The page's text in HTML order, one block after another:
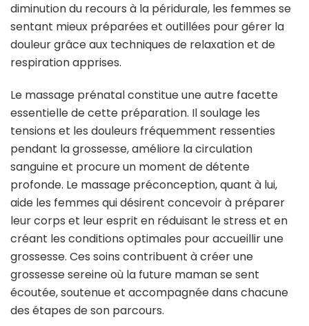
diminution du recours à la péridurale, les femmes se
sentant mieux préparées et outillées pour gérer la
douleur grâce aux techniques de relaxation et de
respiration apprises.
Le massage prénatal constitue une autre facette
essentielle de cette préparation. Il soulage les
tensions et les douleurs fréquemment ressenties
pendant la grossesse, améliore la circulation
sanguine et procure un moment de détente
profonde. Le massage préconception, quant à lui,
aide les femmes qui désirent concevoir à préparer
leur corps et leur esprit en réduisant le stress et en
créant les conditions optimales pour accueillir une
grossesse. Ces soins contribuent à créer une
grossesse sereine où la future maman se sent
écoutée, soutenue et accompagnée dans chacune
des étapes de son parcours.